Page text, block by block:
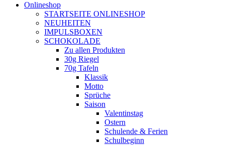
Onlineshop
STARTSEITE ONLINESHOP
NEUHEITEN
IMPULSBOXEN
SCHOKOLADE
Zu allen Produkten
30g Riegel
70g Tafeln
Klassik
Motto
Sprüche
Saison
Valentinstag
Ostern
Schulende & Ferien
Schulbeginn